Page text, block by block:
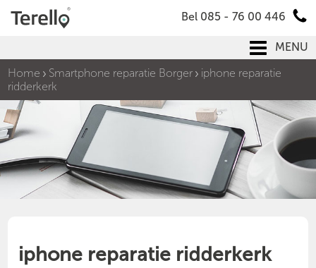
Bel 085 - 76 00 446
MENU
Home
Smartphone reparatie Borger
iphone reparatie
ridderkerk
iphone reparatie ridderkerk